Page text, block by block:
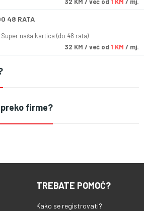
32 KM / već od 1 KM / mj.
48 RATA
naša kartica (do 48 rata)
32 KM / već od 1 KM / mj.
firme?
TREBATE POMOĆ?
Kako se registrovati?